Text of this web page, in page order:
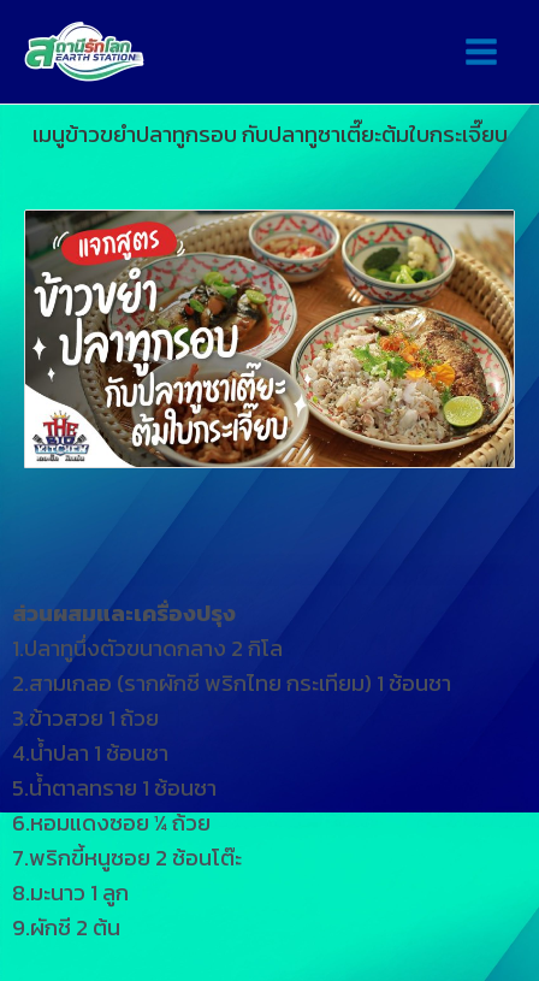
เมนูข้าวขยำปลาทูกรอบ กับปลาทูซาเตี๊ยะต้มใบกระเจี๊ยบ
ส่วนผสมและเครื่องปรุง
1.ปลาทูนึ่งตัวขนาดกลาง 2 กิโล
2.สามเกลอ (รากผักชี พริกไทย กระเทียม) 1 ช้อนชา
3.ข้าวสวย 1 ถ้วย
4.น้ำปลา 1 ช้อนชา
5.น้ำตาลทราย 1 ช้อนชา
6.หอมแดงซอย ¼ ถ้วย
7.พริกขี้หนูซอย 2 ช้อนโต๊ะ
8.มะนาว 1 ลูก
9.ผักชี 2 ต้น